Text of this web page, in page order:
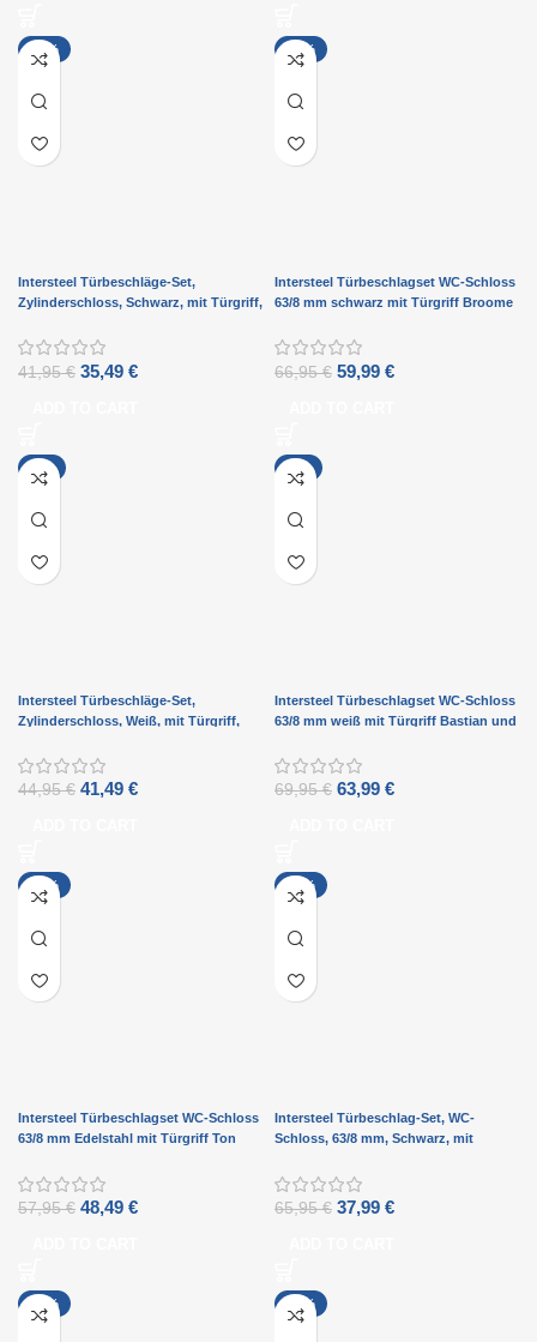
-15%
Intersteel Türbeschläge-Set,
Zylinderschloss, Schwarz, mit Türgriff,
41,95€ 35,49 €
-10%
Intersteel Türbeschlagset WC-Schloss
63/8 mm schwarz mit Türgriff Broome
66,95€ 59,99 €
-8%
Intersteel Türbeschläge-Set,
Zylinderschloss, Weiß, mit Türgriff,
44,95€ 41,49 €
-9%
Intersteel Türbeschlagset WC-Schloss
63/8 mm weiß mit Türgriff Bastian und
69,95€ 63,99 €
-16%
Intersteel Türbeschlagset WC-Schloss
63/8 mm Edelstahl mit Türgriff Ton
57,95€ 48,49 €
-42%
Intersteel Türbeschlag-Set, WC-
Schloss, 63/8 mm, Schwarz, mit
Schloss
65,95€ 37,99 €
-15% -10%